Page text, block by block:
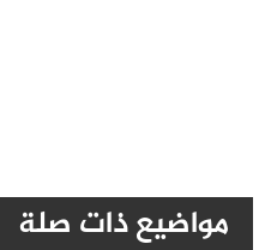
مواضيع ذات صلة